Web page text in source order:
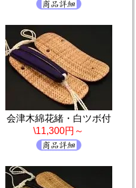
会津木綿花緒・白ツボ付
\11,300円～